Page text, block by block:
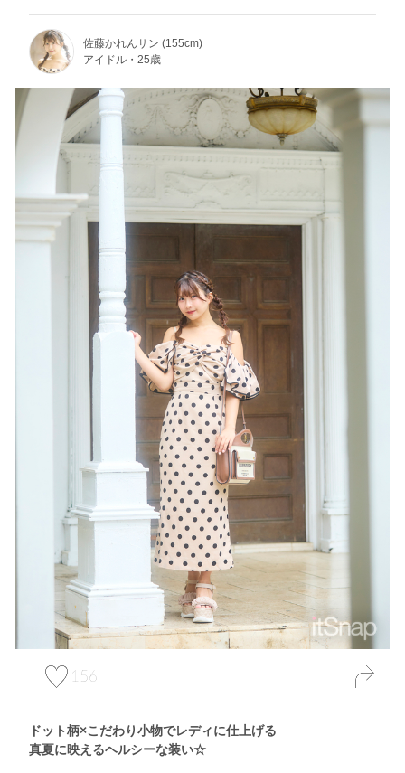
佐藤かれんサン (155cm)
アイドル・25歳
156
ドット柄×こだわり小物でレディに仕上げる
真夏に映えるヘルシーな装い☆